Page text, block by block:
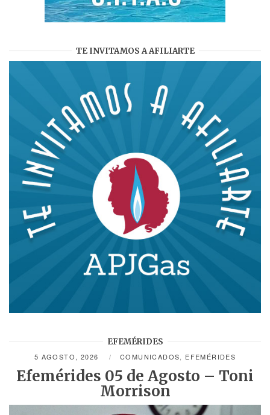
TE INVITAMOS A AFILIARTE
EFEMÉRIDES
5 AGOSTO, 2026 COMUNICADOS EFEMÉRIDES
Efemérides 05 de Agosto – Toni
Morrison